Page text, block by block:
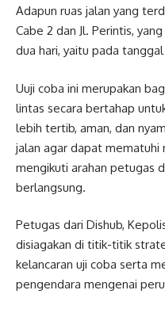
Adapun ruas jalan yang
Cabe 2 dan Jl. Perintis,
dua hari, yaitu pada
Uuji coba ini merupakan
lintas secara bertahap
lebih tertib, aman, dan
jalan agar dapat mematuhi
mengikuti arahan petugas
berlangsung.
Petugas dari Dishub,
disiagakan di titik-titik
kelancaran uji coba serta
pengendara mengenai